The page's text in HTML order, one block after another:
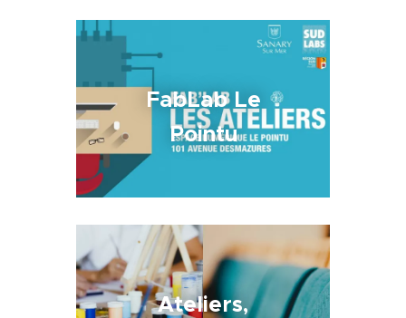
FabLab Le
Pointu
Ateliers,